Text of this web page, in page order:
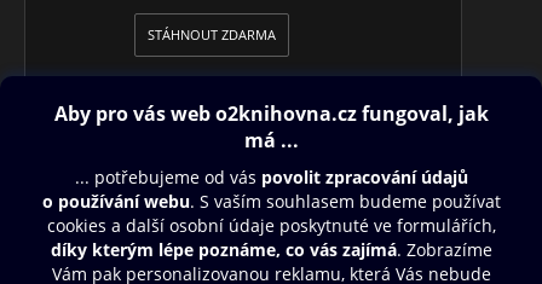
STÁHNOUT ZDARMA
Obsah ke stažení
Moje O2 Knihovna